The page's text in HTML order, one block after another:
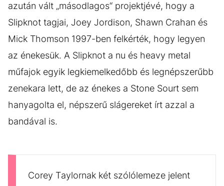
azután vált „másodlagos“ projektjévé, hogy a
Slipknot tagjai, Joey Jordison, Shawn Crahan és
Mick Thomson 1997-ben felkérték, hogy legyen
az énekesük. A Slipknot a nu és heavy metal
műfajok egyik legkiemelkedőbb és legnépszerűbb
zenekara lett, de az énekes a Stone Sourt sem
hanyagolta el, népszerű slágereket írt azzal a
bandával is.
Corey Taylornak két szólólemeze jelent